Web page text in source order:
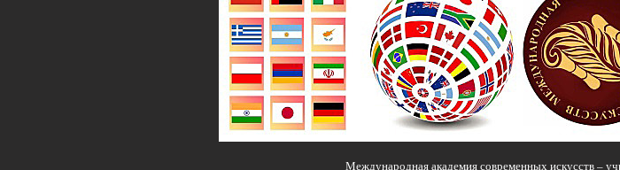
Международная академия современных искусств –